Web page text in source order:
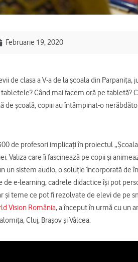
Februarie 19, 2020
de clasa a V-a de la școala din
Când mai facem oră pe tabletă?
școală, copiii au întâmpinat-o
de profesori implicați în proiectul
Valiza care îi fascinează pe copii și
un sistem audio, o soluție încorporată de
e-learning, cadrele didactice își pot
și teme ce pot fi rezolvate de elevi de pe
Vision România, a început în urmă cu un
Cluj, Brașov și Vâlcea.